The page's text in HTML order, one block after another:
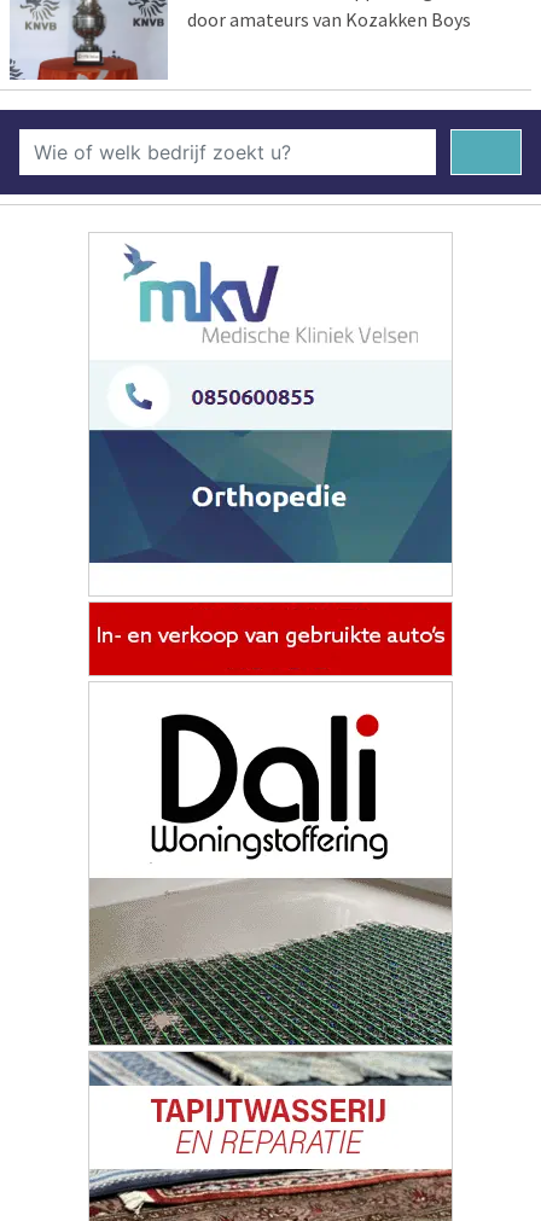
door amateurs van Kozakken Boys